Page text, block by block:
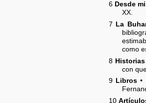
6 Desde
XX.
7
La
como
8
con
9 Libros •
10